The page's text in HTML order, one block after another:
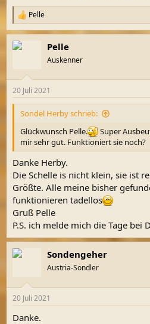
R
e
a
k
e
n
Pelle
Pelle
Auskenner
20 Juli 2021
Sondel Herby schrieb:
Glückwunsch Pelle.
Super
mir sehr gut. Funktioniert sie noch?
Danke Herby.
Die Schelle is nicht klein, sie ist
Größte. Alle meine bisher
funktionieren tadellos
Gruß Pelle
P.S. ich melde mich die Tage bei
Sondengeher
Austria-Sondler
20 Juli 2021
Danke.